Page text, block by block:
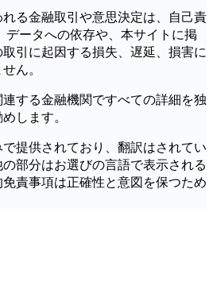
る金融取引や意思決定は、自己責
ータへの依存や、本サイトに掲
引に起因する損失、遅延、損害に
ん。
する金融機関ですべての詳細を独
します。
提供されており、翻訳はされてい
部分はお選びの言語で表示される
責事項は正確性と意図を保つため